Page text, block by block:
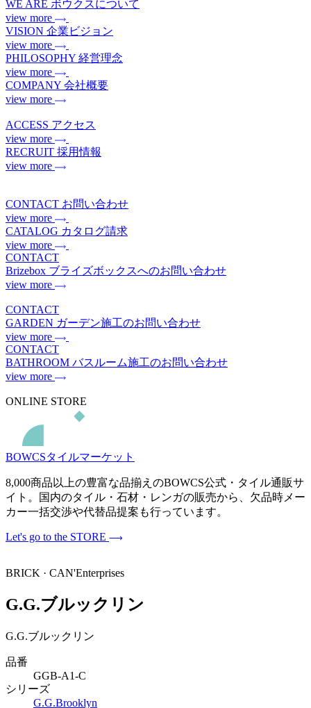
WE ARE ボウクスについて
view more
VISION 企業ビジョン
view more
PHILOSOPHY 経営理念
view more
COMPANY 会社概要
view more
ACCESS アクセス
view more
RECRUIT 採用情報
view more
CONTACT お問い合わせ
view more
CATALOG カタログ請求
view more
CONTACT
Brizebox ブライズボックスへのお問い合わせ
view more
CONTACT
GARDEN ガーデン施工のお問い合わせ
view more
CONTACT
BATHROOM バスルーム施工のお問い合わせ
view more
ONLINE STORE
BOWCSタイルマーケット
8,000商品以上の豊富な品揃えのBOWCS公式・タイル通販サ
イト。国内のタイル・石材・レンガの販売から、欠品時メー
カー一括交渉や代替品提案も行っています。
Let's go to the STORE
BRICK · CAN'Enterprises
G.G.ブルックリン
G.G.ブルックリン
品番
GGB-A1-C
シリーズ
G.G.Brooklyn